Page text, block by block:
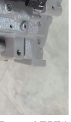
EX1200主泵零配件